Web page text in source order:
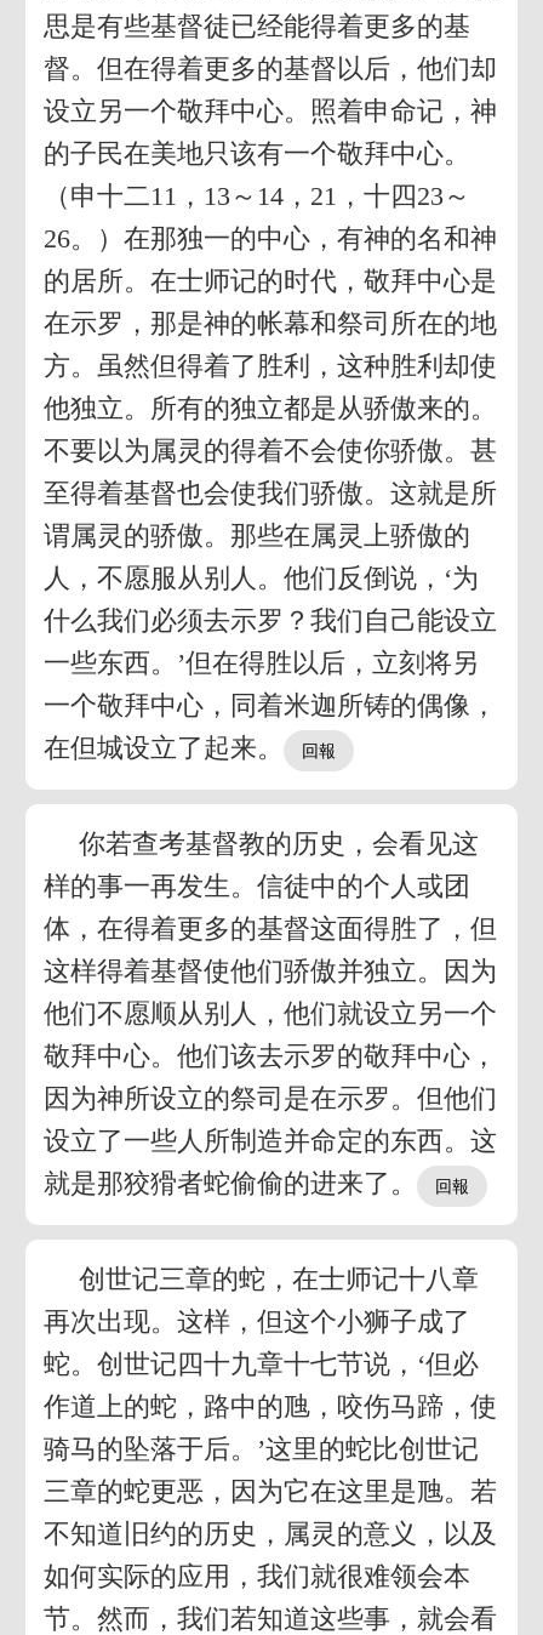
思是有些基督徒已经能得着更多的基
督。但在得着更多的基督以后，他们却
设立另一个敬拜中心。照着申命记，神
的子民在美地只该有一个敬拜中心。
（申十二11，13～14，21，十四23～
26。）在那独一的中心，有神的名和神
的居所。在士师记的时代，敬拜中心是
在示罗，那是神的帐幕和祭司所在的地
方。虽然但得着了胜利，这种胜利却使
他独立。所有的独立都是从骄傲来的。
不要以为属灵的得着不会使你骄傲。甚
至得着基督也会使我们骄傲。这就是所
谓属灵的骄傲。那些在属灵上骄傲的
人，不愿服从别人。他们反倒说，‘为
什么我们必须去示罗？我们自己能设立
一些东西。’但在得胜以后，立刻将另
一个敬拜中心，同着米迦所铸的偶像，
在但城设立了起来。
你若查考基督教的历史，会看见这
样的事一再发生。信徒中的个人或团
体，在得着更多的基督这面得胜了，但
这样得着基督使他们骄傲并独立。因为
他们不愿顺从别人，他们就设立另一个
敬拜中心。他们该去示罗的敬拜中心，
因为神所设立的祭司是在示罗。但他们
设立了一些人所制造并命定的东西。这
就是那狡猾者蛇偷偷的进来了。
创世记三章的蛇，在士师记十八章
再次出现。这样，但这个小狮子成了
蛇。创世记四十九章十七节说，‘但必
作道上的蛇，路中的虺，咬伤马蹄，使
骑马的坠落于后。’这里的蛇比创世记
三章的蛇更恶，因为它在这里是虺。若
不知道旧约的历史，属灵的意义，以及
如何实际的应用，我们就很难领会本
节。然而，我们若知道这些事，就会看